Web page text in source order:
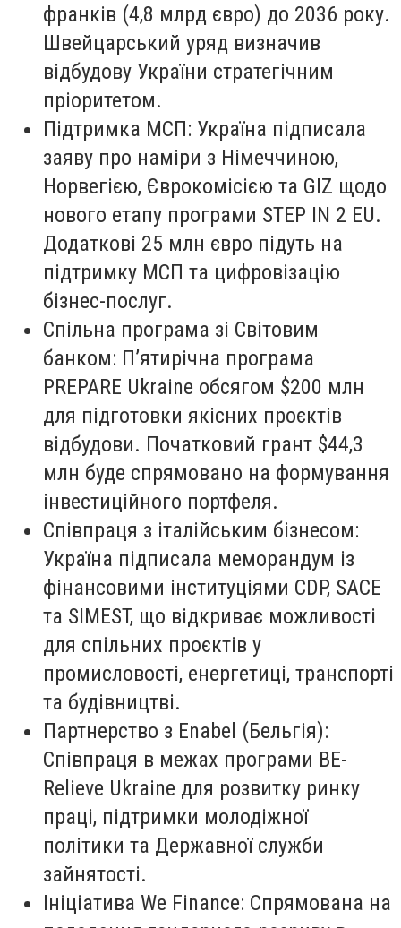
франків (4,8 млрд євро) до 2036 року.
Швейцарський уряд визначив
відбудову України стратегічним
пріоритетом.
Підтримка МСП: Україна підписала
заяву про наміри з Німеччиною,
Норвегією, Єврокомісією та GIZ щодо
нового етапу програми STEP IN 2 EU.
Додаткові 25 млн євро підуть на
підтримку МСП та цифровізацію
бізнес-послуг.
Спільна програма зі Світовим
банком: П’ятирічна програма
PREPARE Ukraine обсягом $200 млн
для підготовки якісних проєктів
відбудови. Початковий грант $44,3
млн буде спрямовано на формування
інвестиційного портфеля.
Співпраця з італійським бізнесом:
Україна підписала меморандум із
фінансовими інституціями CDP, SACE
та SIMEST, що відкриває можливості
для спільних проєктів у
промисловості, енергетиці, транспорті
та будівництві.
Партнерство з Enabel (Бельгія):
Співпраця в межах програми BE-
Relieve Ukraine для розвитку ринку
праці, підтримки молодіжної
політики та Державної служби
зайнятості.
Ініціатива We Finance: Спрямована на